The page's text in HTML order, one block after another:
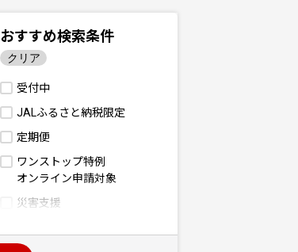
おすすめ検索条件
クリア
受付中
JALふるさと納税限定
定期便
ワンストップ特例
オンライン申請対象
災害支援